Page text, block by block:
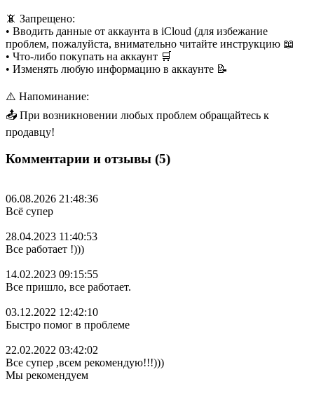
📵 Запрещено:
• Вводить данные от аккаунта в iCloud (для избежание
проблем, пожалуйста, внимательно читайте инструкцию 📖
• Что-либо покупать на аккаунт 🛒
• Изменять любую информацию в аккаунте 📝
⚠️ Напоминание:
📤 При возникновении любых проблем обращайтесь к
продавцу!
Комментарии и отзывы (5)
06.08.2026 21:48:36
Всё супер
28.04.2023 11:40:53
Все работает !)))
14.02.2023 09:15:55
Все пришло, все работает.
03.12.2022 12:42:10
Быстро помог в проблеме
22.02.2022 03:42:02
Все супер ,всем рекомендую!!!)))
Мы рекомендуем